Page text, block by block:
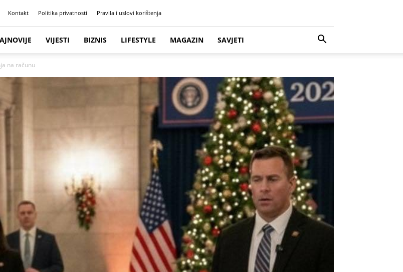
Kontakt Politika privatnosti Pravila i uslovi korištenja
VIJESTI BIZNIS LIFESTYLE MAGAZIN SAVJETI
na računu